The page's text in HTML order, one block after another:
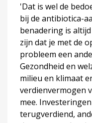
'Dat is wel de
bij de antibiotica-
benadering is
zijn dat je met de
probleem een
Gezondheid en
milieu en klimaat
verdienvermogen
mee.
terugverdiend,